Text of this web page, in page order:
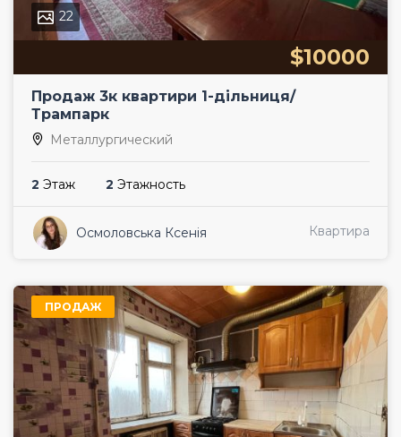
22
$10000
Продаж 3к квартири 1-дільниця/
Трампарк
Металлургический
2 Этаж 2 Этажность
Осмоловська Ксенія Квартира
ПРОДАЖ